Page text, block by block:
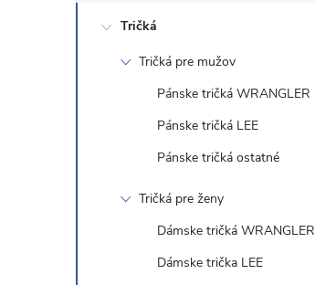
Tričká
Tričká pre mužov
Pánske tričká WRANGLER
Pánske tričká LEE
Pánske tričká ostatné
Tričká pre ženy
Dámske tričká WRANGLER
Dámske trička LEE